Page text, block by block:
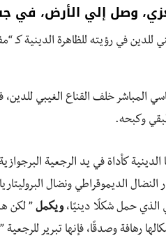
وصل إلي الأرض، في
للدين في رؤيته للظاهرة الدينية
المباشر خلف القناع الغيبي
وكبحه.
الدينية كأداة في يد الرجعية
الديموقراطي ونضال
الذي حمل شكلًا دينيًا،ويكمل ” لكن
رهافة وصدقًا، فإنها تبرير للرجعية